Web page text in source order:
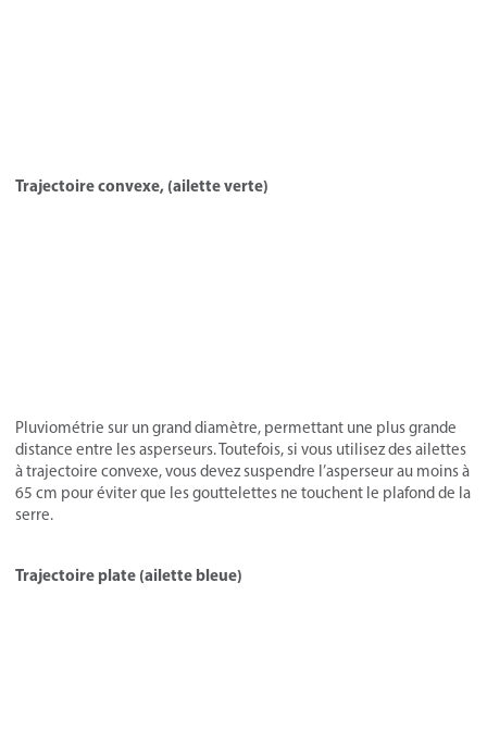
Trajectoire convexe, (ailette verte)
Pluviométrie sur un grand diamètre, permettant une plus grande
distance entre les asperseurs. Toutefois, si vous utilisez des ailettes
à trajectoire convexe, vous devez suspendre l’asperseur au moins à
65 cm pour éviter que les gouttelettes ne touchent le plafond de la
serre.
Trajectoire plate (ailette bleue)